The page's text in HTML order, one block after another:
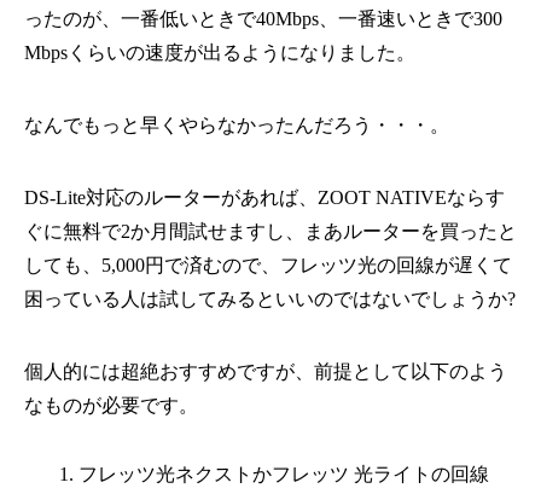
ったのが、一番低いときで40Mbps、一番速いときで300
Mbpsくらいの速度が出るようになりました。
なんでもっと早くやらなかったんだろう・・・。
DS-Lite対応のルーターがあれば、ZOOT NATIVEならす
ぐに無料で2か月間試せますし、まあルーターを買ったと
しても、5,000円で済むので、フレッツ光の回線が遅くて
困っている人は試してみるといいのではないでしょうか?
個人的には超絶おすすめですが、前提として以下のよう
なものが必要です。
フレッツ光ネクストかフレッツ 光ライトの回線